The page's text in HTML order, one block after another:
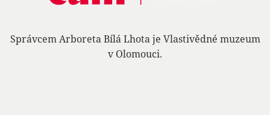
Správcem Arboreta Bílá Lhota je Vlastivědné muzeum
v Olomouci.